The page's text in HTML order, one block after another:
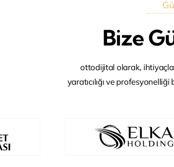
Bize
ottodijital olarak,
yaratıcılığı ve